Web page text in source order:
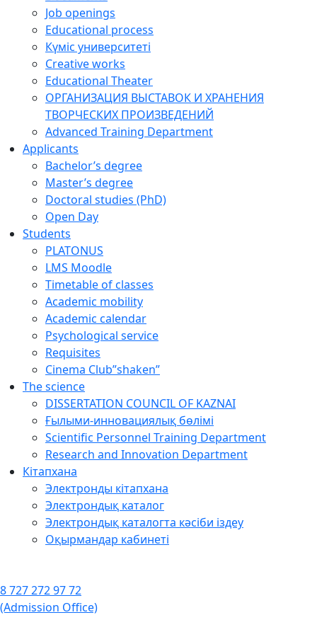
Job openings
Educational process
Күміс университеті
Creative works
Educational Theater
ОРГАНИЗАЦИЯ ВЫСТАВОК И ХРАНЕНИЯ
ТВОРЧЕСКИХ ПРОИЗВЕДЕНИЙ
Advanced Training Department
Applicants
Bachelor’s degree
Master’s degree
Doctoral studies (PhD)
Open Day
Students
PLATONUS
LMS Moodle
Timetable of classes
Academic mobility
Academic calendar
Psychological service
Requisites
Cinema Club”shaken”
The science
DISSERTATION COUNCIL OF KAZNAI
Ғылыми-инновациялық бөлімі
Scientific Personnel Training Department
Research and Innovation Department
Кітапхана
Электронды кітапхана
Электрондық каталог
Электрондық каталогта кәсіби іздеу
Оқырмандар кабинеті
8 727 272 97 72
(Admission Office)